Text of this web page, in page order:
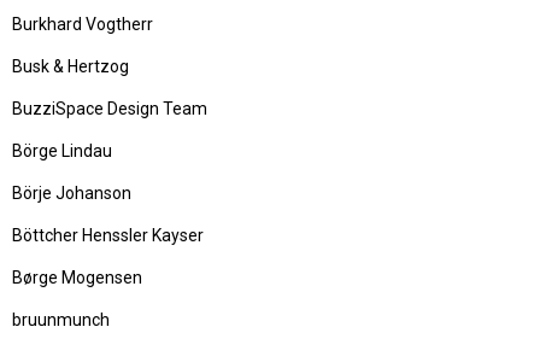
Burkhard Vogtherr
Busk & Hertzog
BuzziSpace Design Team
Börge Lindau
Börje Johanson
Böttcher Henssler Kayser
Børge Mogensen
bruunmunch